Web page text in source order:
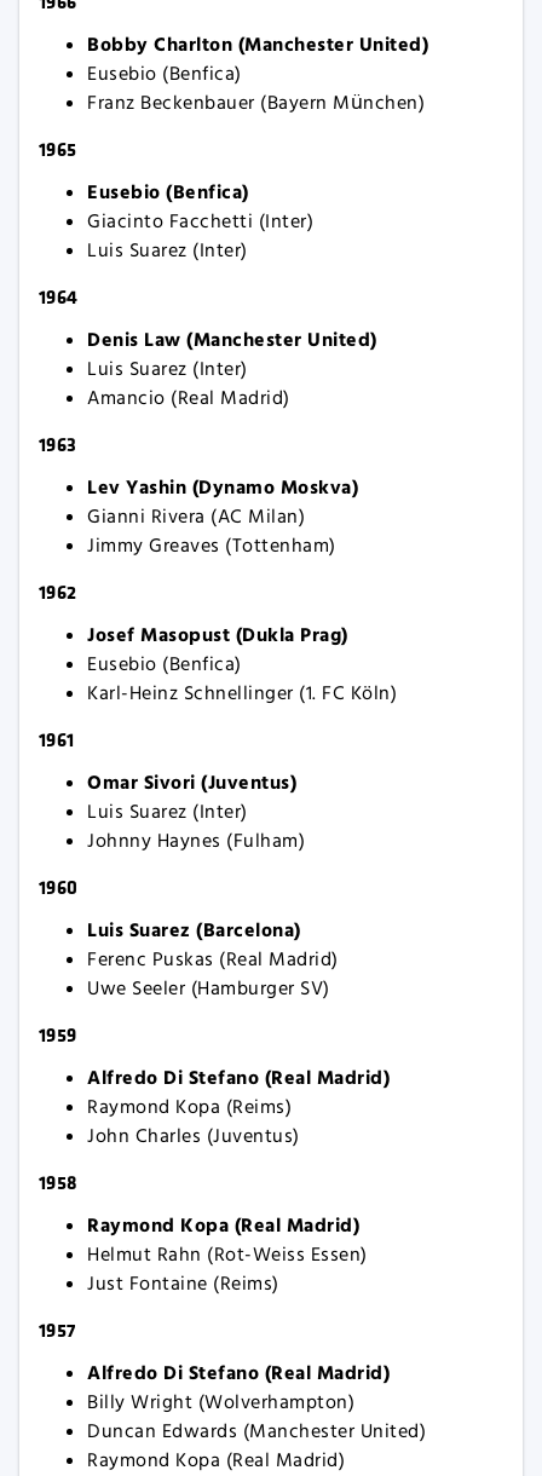
Bobby Charlton (Manchester United)
Eusebio (Benfica)
Franz Beckenbauer (Bayern München)
1965
Eusebio (Benfica)
Giacinto Facchetti (Inter)
Luis Suarez (Inter)
1964
Denis Law (Manchester United)
Luis Suarez (Inter)
Amancio (Real Madrid)
1963
Lev Yashin (Dynamo Moskva)
Gianni Rivera (AC Milan)
Jimmy Greaves (Tottenham)
1962
Josef Masopust (Dukla Prag)
Eusebio (Benfica)
Karl-Heinz Schnellinger (1. FC Köln)
1961
Omar Sivori (Juventus)
Luis Suarez (Inter)
Johnny Haynes (Fulham)
1960
Luis Suarez (Barcelona)
Ferenc Puskas (Real Madrid)
Uwe Seeler (Hamburger SV)
1959
Alfredo Di Stefano (Real Madrid)
Raymond Kopa (Reims)
John Charles (Juventus)
1958
Raymond Kopa (Real Madrid)
Helmut Rahn (Rot-Weiss Essen)
Just Fontaine (Reims)
1957
Alfredo Di Stefano (Real Madrid)
Billy Wright (Wolverhampton)
Duncan Edwards (Manchester United)
Raymond Kopa (Real Madrid)